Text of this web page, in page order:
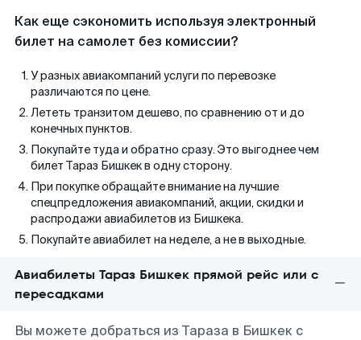
Как еще сэкономить используя электронный
билет на самолет без комиссии?
У разных авиакомпаний услуги по перевозке
различаются по цене.
Лететь транзитом дешево, по сравнению от и до
конечных пунктов.
Покупайте туда и обратно сразу. Это выгоднее чем
билет Тараз Бишкек в одну сторону.
При покупке обращайте внимание на лучшие
спецпредложения авиакомпаний, акции, скидки и
распродажи авиабилетов из Бишкека.
Покупайте авиабилет на неделе, а не в выходные.
Авиабилеты Тараз Бишкек прямой рейс или с
пересадками
Вы можете добраться из Тараза в Бишкек с